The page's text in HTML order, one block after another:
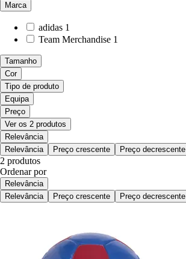
Marca
adidas 1
Team Merchandise 1
Tamanho
Cor
Tipo de produto
Equipa
Preço
Ver os 2 produtos
Relevância
Relevância
Preço crescente Preço decrescente
2 produtos
Ordenar por
Relevância
Relevância
Preço crescente Preço decrescente